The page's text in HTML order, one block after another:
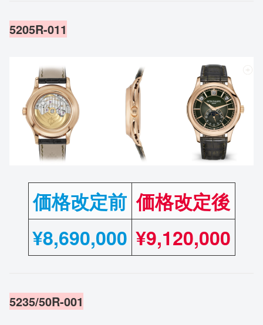
5205R-011
価格改定前 価格改定後
¥8,690,000 ¥9,120,000
5235/50R-001